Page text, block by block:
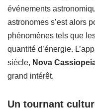
événements
astronomes s’est alors
phénomènes tels que
quantité d’énergie.
siècle, Nova
grand intérêt.
Un tournant